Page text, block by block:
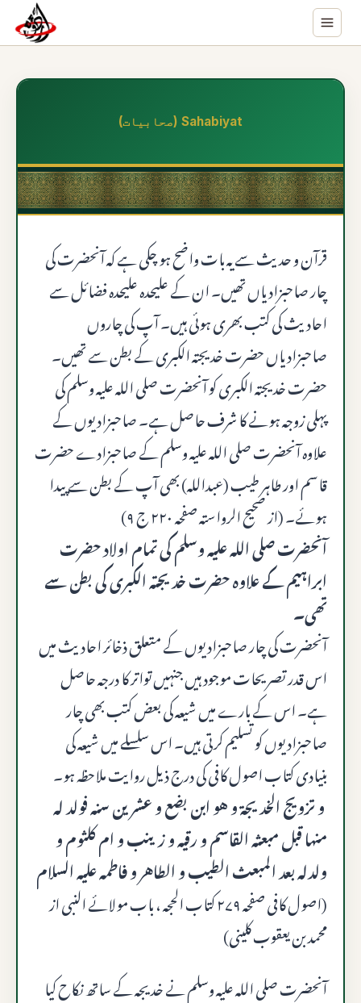
Sahabiyat (صحابیات)
قرآن و حدیث سے یہ بات واضح ہو چکی ہے کہ آنحضرت کی
چار صاحبزادیاں تھیں۔ ان کے علیحدہ علیحدہ فضائل سے
احادیث کی کتب بھری ہوئی ہیں۔ آپ کی چاروں
صاحبزادیاں حضرت خدیجتہ الکبری کے بطن سے تھیں۔
حضرت خدیجتہ الکبری کو آنحضرت صلى الله عليه وسلم کی
پہلی زوجہ ہونے کا شرف حاصل ہے۔ صاحبزادیوں کے
علاوہ آنحضرت صلى الله عليه وسلم کے صاحبزادے حضرت
قاسم اور طاہر طیب (عبدالله) بھی آپ کے بطن سے پیدا
ہوئے۔ (از صحیح الرواستہ صفحہ ۲۲۰ ج ۹)
آنحضرت صلى الله عليه وسلم کی تمام اولاد حضرت
ابراہیم کے علاوہ حضرت خدیجتہ الکبری کی بطن سے
تھی۔
آنحضرت کی چار صاحبزادیوں کے متعلق ذخائر احادیث میں
اس قدر تصریحات موجود ہیں جنہیں تواتر کا درجہ حاصل
ہے۔ اس کے بارے میں شیعہ کی بعض کتب بھی چار
صاحبزادیوں کو تسلیم کرتی ہیں۔ اس سلسلے میں شیعہ کی
بنیادی کتاب اصول کافی کی درج ذیل روایت ملاحظہ ہو۔
و تزويج الخديجة و هو ابن بضع و عشرين سنه فولد له
منها قبل مبعثه القاسم و رقیه و زینب و ام کلثوم و
ولدله بعد المبعث الطيب و الطاهر و فاطمہ علیہ السلام
(اصول کافی صفحہ ۲۷۹ کتاب الحجہ ، باب مولائے النبی از
محمد بن یعقوب کلینی)
آنحضرت صلى الله عليه وسلم نے خدیجہ کے ساتھ نکاح کیا